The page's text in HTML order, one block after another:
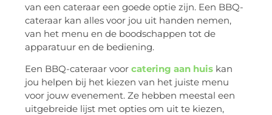
van een cateraar een goede optie zijn. Een BBQ-
cateraar kan alles voor jou uit handen nemen,
van het menu en de boodschappen tot de
apparatuur en de bediening.
Een BBQ-cateraar voor catering aan huis kan
jou helpen bij het kiezen van het juiste menu
voor jouw evenement. Ze hebben meestal een
uitgebreide lijst met opties om uit te kiezen,